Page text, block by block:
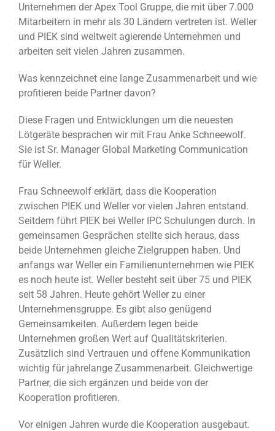
Unternehmen der Apex Tool Gruppe, die mit über 7.000
Mitarbeitern in mehr als 30 Ländern vertreten ist. Weller
und PIEK sind weltweit agierende Unternehmen und
arbeiten seit vielen Jahren zusammen.
Was kennzeichnet eine lange Zusammenarbeit und wie
profitieren beide Partner davon?
Diese Fragen und Entwicklungen um die neuesten
Lötgeräte besprachen wir mit Frau Anke Schneewolf.
Sie ist Sr. Manager Global Marketing Communication
für Weller.
Frau Schneewolf erklärt, dass die Kooperation
zwischen PIEK und Weller vor vielen Jahren entstand.
Seitdem führt PIEK bei Weller IPC Schulungen durch. In
gemeinsamen Gesprächen stellte sich heraus, dass
beide Unternehmen gleiche Zielgruppen haben. Und
anfangs war Weller ein Familienunternehmen wie PIEK
es noch heute ist. Weller besteht seit über 75 und PIEK
seit 58 Jahren. Heute gehört Weller zu einer
Unternehmensgruppe. Es gibt also genügend
Gemeinsamkeiten. Außerdem legen beide
Unternehmen großen Wert auf Qualitätskriterien.
Zusätzlich sind Vertrauen und offene Kommunikation
wichtig für jahrelange Zusammenarbeit. Gleichwertige
Partner, die sich ergänzen und beide von der
Kooperation profitieren.
Vor einigen Jahren wurde die Kooperation ausgebaut.